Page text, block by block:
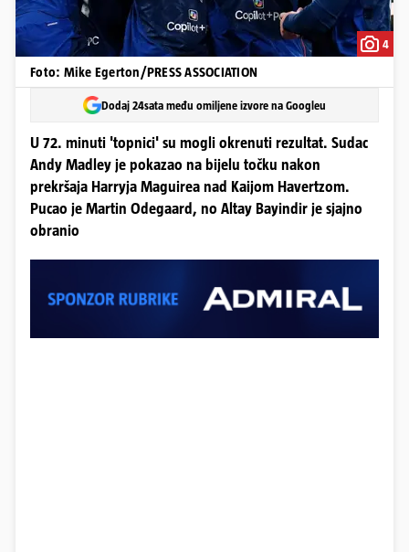
4
Foto: Mike Egerton/PRESS ASSOCIATION
Dodaj 24sata među omiljene izvore na Googleu
U 72. minuti 'topnici' su mogli okrenuti rezultat. Sudac
Andy Madley je pokazao na bijelu točku nakon
prekršaja Harryja Maguirea nad Kaijom Havertzom.
Pucao je Martin Odegaard, no Altay Bayindir je sjajno
obranio